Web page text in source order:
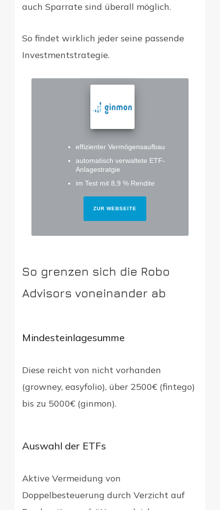
auch Sparrate sind überall möglich.
So findet wirklich jeder seine passende
Investmentstrategie.
effizienter Vermögensaufbau
automatisch verwaltete ETF-
Anlagestratgie
im Test mit 8,9 % Rendite
ZUR WEBSEITE
So grenzen sich die Robo
Advisors voneinander ab
Mindesteinlagesumme
Diese reicht von nicht vorhanden
(growney, easyfolio), über 2500€ (fintego)
bis zu 5000€ (ginmon).
Auswahl der ETFs
Aktive Vermeidung von
Doppelbesteuerung durch Verzicht auf